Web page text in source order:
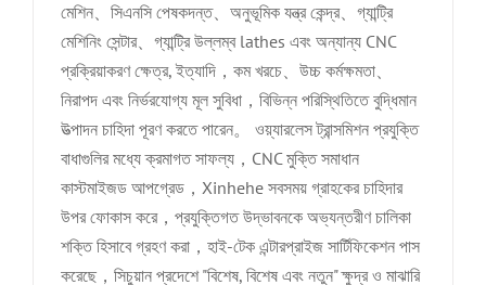
মেশিন、সিএনসি পেষকদন্ত、অনুভূমিক যন্ত্র কেন্দ্র、গ্যান্ট্রি
মেশিনিং সেন্টার、গ্যান্ট্রি উল্লম্ব lathes এবং অন্যান্য CNC
প্রক্রিয়াকরণ ক্ষেত্র, ইত্যাদি，কম খরচে、উচ্চ কর্মক্ষমতা、
নিরাপদ এবং নির্ভরযোগ্য মূল সুবিধা，বিভিন্ন পরিস্থিতিতে বুদ্ধিমান
উত্পাদন চাহিদা পূরণ করতে পারেন。 ওয়্যারলেস ট্রান্সমিশন প্রযুক্তি
বাধাগুলির মধ্যে ক্রমাগত সাফল্য，CNC মুক্তি সমাধান
কাস্টমাইজড আপগ্রেড，Xinhehe সবসময় গ্রাহকের চাহিদার
উপর ফোকাস করে，প্রযুক্তিগত উদ্ভাবনকে অভ্যন্তরীণ চালিকা
শক্তি হিসাবে গ্রহণ করা，হাই-টেক এন্টারপ্রাইজ সার্টিফিকেশন পাস
করেছে，সিচুয়ান প্রদেশে "বিশেষ, বিশেষ এবং নতুন" ক্ষুদ্র ও মাঝারি